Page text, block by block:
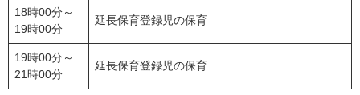
18時00分～
19時00分
延長保育登録児の保育
19時00分～
21時00分
延長保育登録児の保育